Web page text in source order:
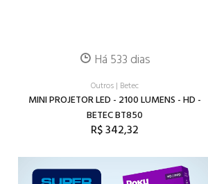
Há 533 dias
Outros | Betec
MINI PROJETOR LED - 2100 LUMENS - HD -
BETEC BT850
R$ 342,32